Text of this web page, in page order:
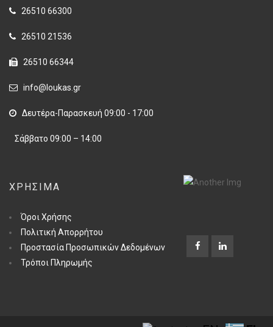
26510 66300
26510 21536
26510 66344
info@loukas.gr
Δευτέρα-Παρασκευή 09:00 - 17:00
Σάββατο 09:00 – 14:00
ΧΡΉΣΙΜΑ
Όροι Χρήσης
Πολιτική Απορρήτου
Προστασία Προσωπικών Δεδομένων
Τρόποι Πληρωμής